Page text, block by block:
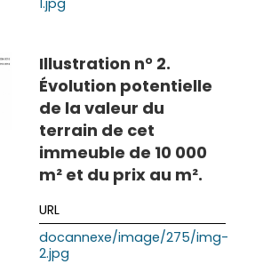
1.jpg
Illustration n° 2.
Évolution potentielle
de la valeur du
terrain de cet
immeuble de 10 000
m² et du prix au m².
docannexe/image/275/img-
2.jpg